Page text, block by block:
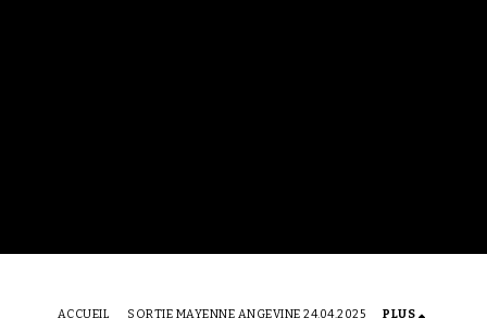
ACCUEIL SORTIE MAYENNE ANGEVINE 24.04.2025 PLUS